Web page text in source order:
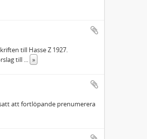
till Hasse Z 1927.
till
»
att fortlöpande prenumerera